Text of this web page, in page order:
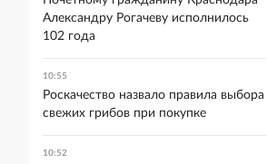
Александру Рогачеву исполнилось
102 года
10:55
Роскачество назвало правила выбора
свежих грибов при покупке
10:52